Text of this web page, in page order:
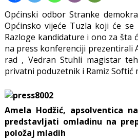
Općinski odbor Stranke
Općinsko vijeće Tuzla koji će
Razloge kandidature i ono za šta
na press konferenciji prezentirali
rad , Vedran Stuhli magistar
privatni poduzetnik i Ramiz Softić
Amela Hodžić, apsolventica
predstavljati omladinu na
položaj mladih